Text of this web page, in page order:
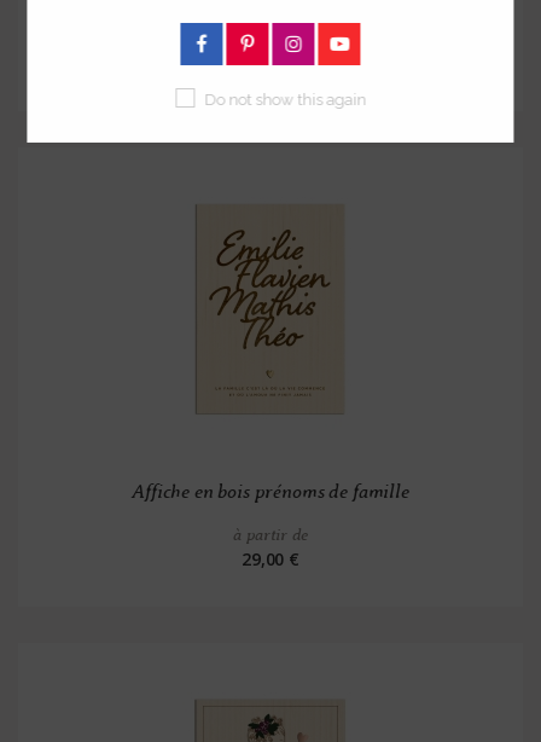
à partir de
29,00 €
Affiche en bois prénoms de famille
à partir de
29,00 €
Do not show this again